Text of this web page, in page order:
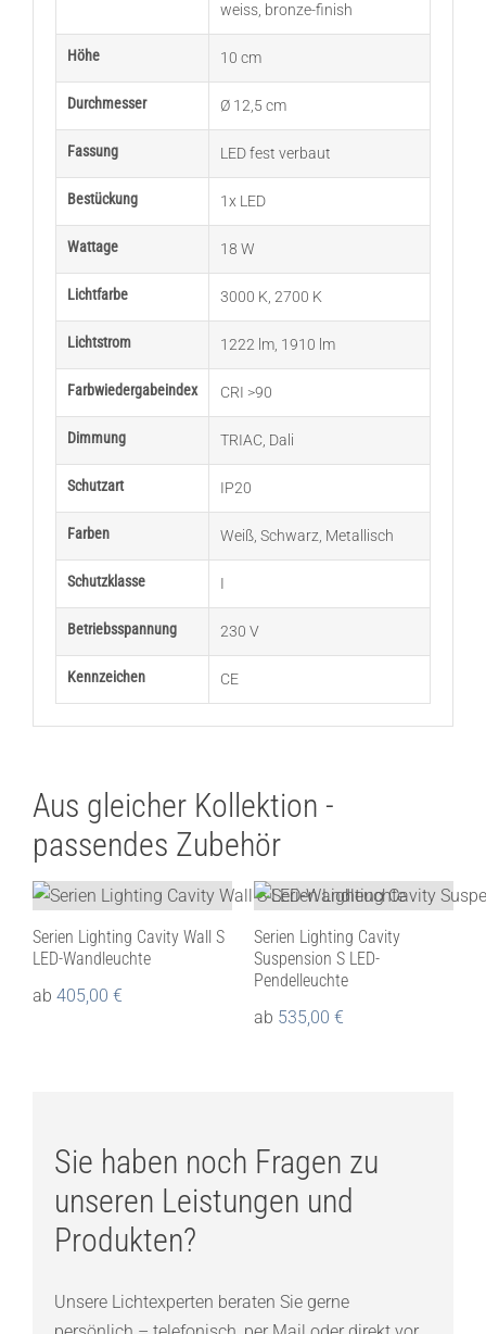
weiss, bronze-finish
Höhe 10 cm
Durchmesser Ø 12,5 cm
Fassung LED fest verbaut
Bestückung 1x LED
Wattage 18 W
Lichtfarbe 3000 K 2700 K
Lichtstrom 1222 lm, 1910 lm
Farbwiedergabeindex CRI >90
Dimmung TRIAC, Dali
Schutzart IP20
Farben Weiß, Schwarz Metallisch
Schutzklasse I
Betriebsspannung 230 V
Kennzeichen CE
Aus gleicher Kollektion -
passendes Zubehör
Serien Lighting Cavity Wall S
LED-Wandleuchte
ab 405,00 €
Serien Lighting Cavity
Suspension S LED-
Pendelleuchte
ab 535,00 €
Sie haben noch Fragen zu
unseren Leistungen und
Produkten?
Unsere Lichtexperten beraten Sie gerne